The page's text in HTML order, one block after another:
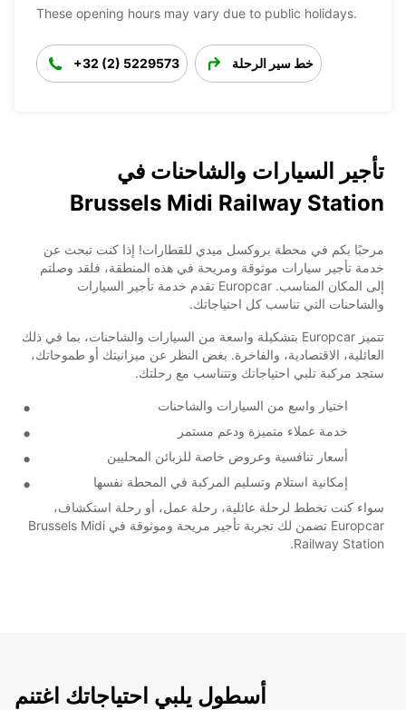
These opening hours may vary due to public holidays.
+32 (2) 5229573 خط سير الرحلة
تأجير السيارات والشاحنات في
Brussels Midi Railway Station
مرحبًا بكم في محطة بروكسل ميدي للقطارات! إذا كنت تبحث عن
خدمة تأجير سيارات موثوقة ومريحة في هذه المنطقة، فلقد وصلتم
إلى المكان المناسب. Europcar تقدم خدمة تأجير السيارات
والشاحنات التي تناسب كل احتياجاتك.
تتميز Europcar بتشكيلة واسعة من السيارات والشاحنات، بما في ذلك
العائلية، الاقتصادية، والفاخرة. بغض النظر عن ميزانيتك أو طموحاتك،
ستجد مركبة تلبي احتياجاتك وتتناسب مع رحلتك.
اختيار واسع من السيارات والشاحنات
خدمة عملاء متميزة ودعم مستمر
أسعار تنافسية وعروض خاصة للزبائن المحليين
إمكانية استلام وتسليم المركبة في المحطة نفسها
سواء كنت تخطط لرحلة عائلية، رحلة عمل، أو رحلة استكشاف،
Europcar تضمن لك تجربة تأجير مريحة وموثوقة في Brussels Midi
Railway Station.
أسطول يلبي احتياجاتك اغتنم